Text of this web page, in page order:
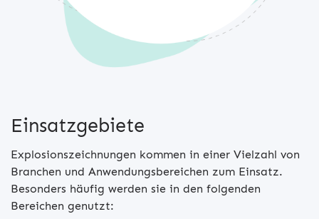
Einsatzgebiete
Explosionszeichnungen kommen in einer Vielzahl von
Branchen und Anwendungsbereichen zum Einsatz.
Besonders häufig werden sie in den folgenden
Bereichen genutzt: